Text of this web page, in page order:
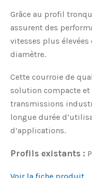
Grâce au profil
assurent des
vitesses plus
diamètre.
Cette courroie de
solution compacte
transmissions
longue durée
d’applications.
Profils existants :